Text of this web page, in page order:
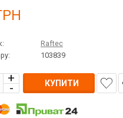
Raftec
103839
КУПИТИ